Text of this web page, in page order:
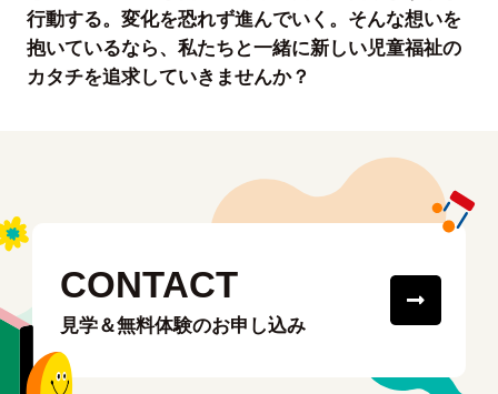
行動する。変化を恐れず進んでいく。そんな想いを
抱いているなら、私たちと一緒に新しい児童福祉の
カタチを追求していきませんか？
CONTACT
見学＆無料体験のお申し込み